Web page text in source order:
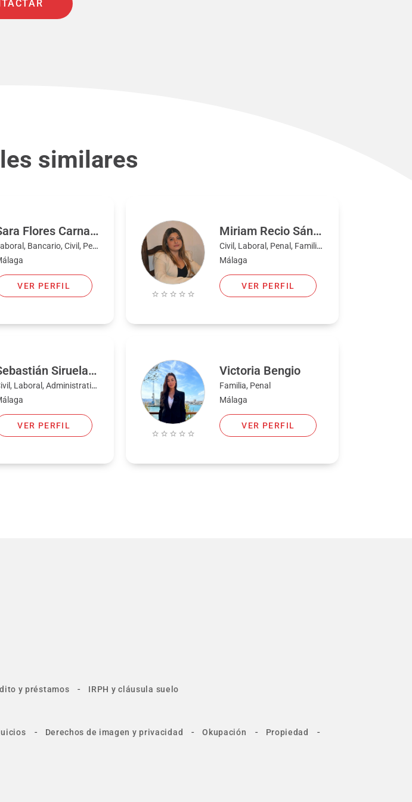
similares
Sara Flores Carnacea
Laboral, Bancario, Civil, Penal, Extranjería y nacionalidad
VER PERFIL
Miriam Recio Sánchez
Civil, Laboral, Penal, Familia, Mercantil
Málaga
VER PERFIL
Sebastián Siruela Martín
Civil, Laboral, Administrativo, Familia, Penal, Bancario, Fiscal, Mercantil
VER PERFIL
Victoria Bengio
Familia, Penal
Málaga
VER PERFIL
y préstamos - IRPH y cláusula suelo
- Derechos de imagen y privacidad - Okupación - Propiedad -